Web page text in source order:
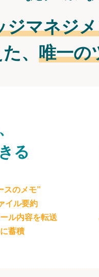
ジマネジ
、 唯一の
る
スのメモ”
イル要約
ル内容を転送
蓄積